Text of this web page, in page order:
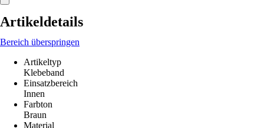
Artikeldetails
Bereich überspringen
Artikeltyp
Klebeband
Einsatzbereich
Innen
Farbton
Braun
Material